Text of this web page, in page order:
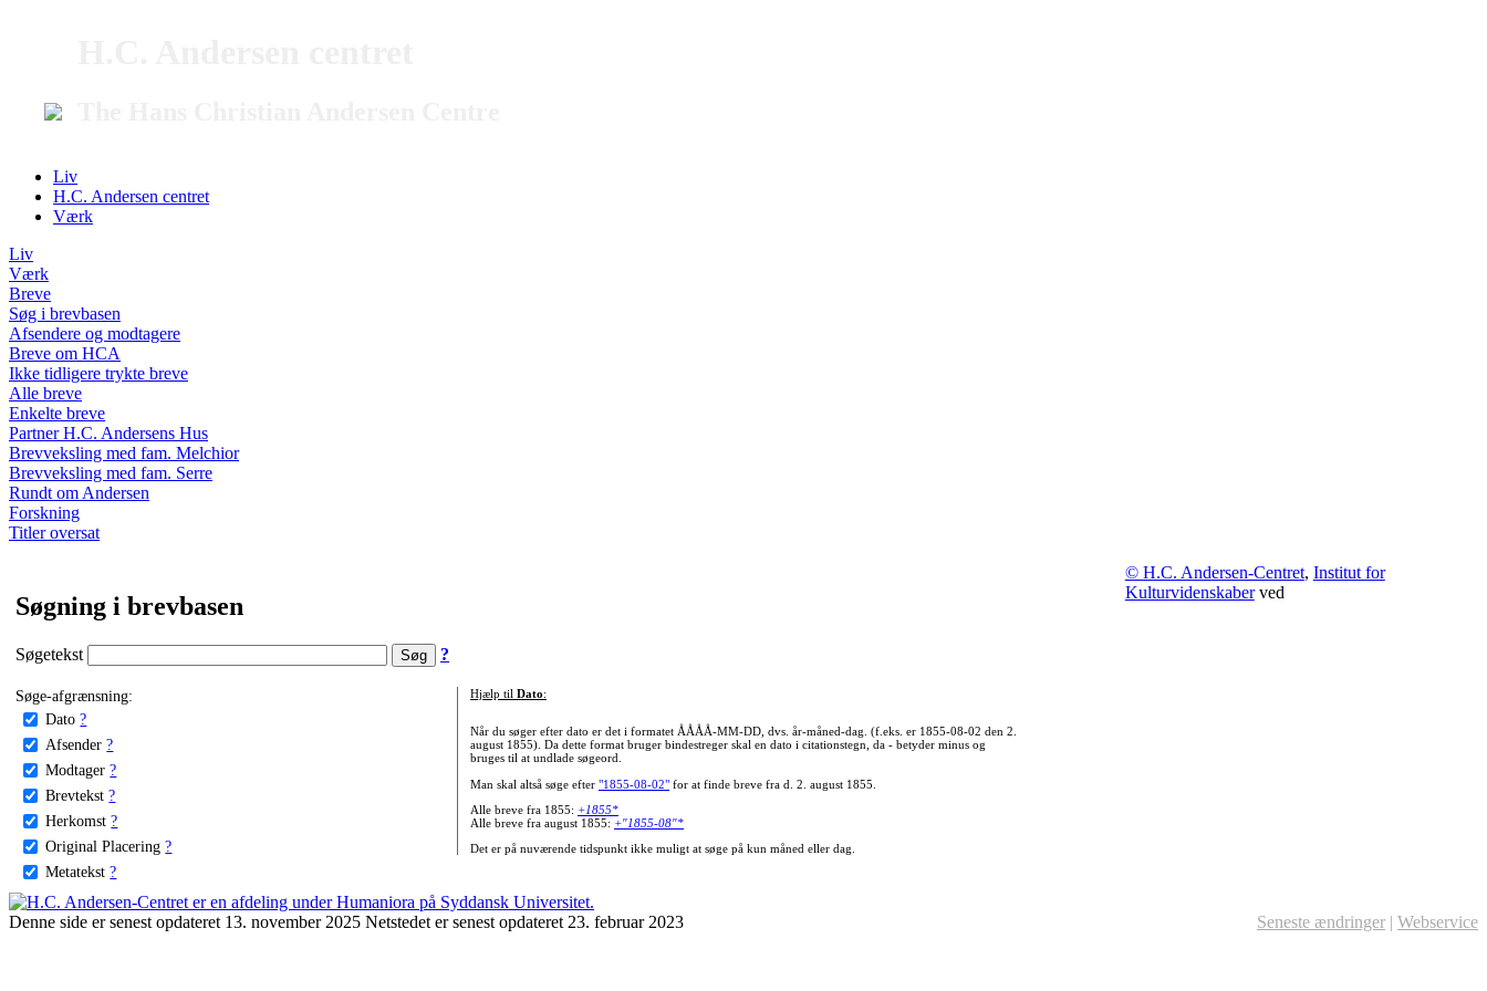
Liv
H.C. Andersen centret
Værk
Liv
Værk
Breve
Søg i brevbasen
Afsendere og modtagere
Breve om HCA
Ikke tidligere trykte breve
Alle breve
Enkelte breve
Partner H.C. Andersens Hus
Brevveksling med fam. Melchior
Brevveksling med fam. Serre
Rundt om Andersen
Forskning
Titler oversat
Søgning i brevbasen
Søgetekst ?
Søge-afgrænsning:
Dato ?
Afsender ?
Modtager ?
Brevtekst ?
Herkomst ?
Original Placering ?
Metatekst ?
Hjælp til Dato:
Når du søger efter dato er det i formatet ÅÅÅÅ-MM-DD, dvs. år-måned-dag. (f.eks. er 1855-08-02 den 2.
august 1855). Da dette format bruger bindestreger skal en dato i citationstegn, da - betyder minus og
bruges til at undlade søgeord.
Man skal altså søge efter "1855-08-02"for at finde breve fra d. 2. august 1855.
Alle breve fra 1855: +1855*
Alle breve fra august 1855: +"1855-08"*
Det er på nuværende tidspunkt ikke muligt at søge på kun måned eller dag.
© H.C. Andersen-Centret, Institut for
Kulturvidenskaberved
Denne side er senest opdateret 13. november 2025 Netstedet er senest opdateret 23. februar 2023 Seneste ændringer | Webservice